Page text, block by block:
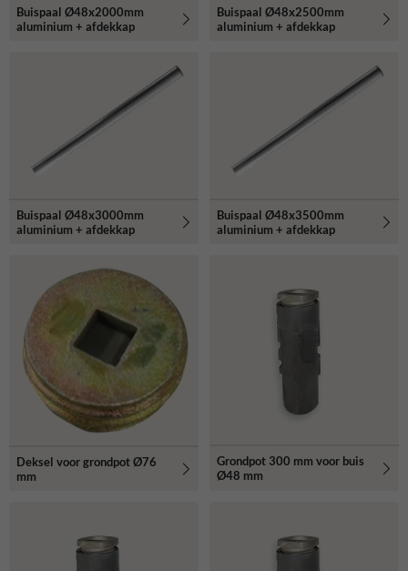
Buispaal Ø48x2000mm
aluminium + afdekkap
Buispaal Ø48x2500mm
aluminium + afdekkap
Buispaal Ø48x3000mm
aluminium + afdekkap
Buispaal Ø48x3500mm
aluminium + afdekkap
Deksel voor grondpot Ø76
mm
Grondpot 300 mm voor buis
Ø48 mm